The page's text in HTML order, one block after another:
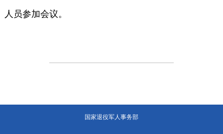
人员参加会议。
国家退役军人事务部